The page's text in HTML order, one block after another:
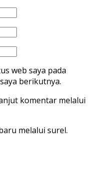
web saya pada
berikutnya.
komentar melalui
melalui surel.